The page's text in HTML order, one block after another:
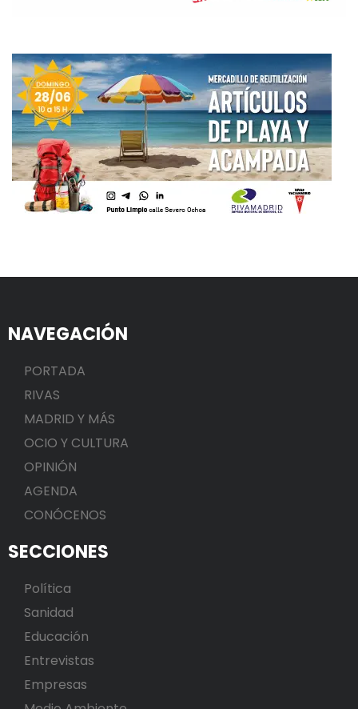
NAVEGACIÓN
PORTADA
RIVAS
MADRID Y MÁS
OCIO Y CULTURA
OPINIÓN
AGENDA
CONÓCENOS
SECCIONES
Política
Sanidad
Educación
Entrevistas
Empresas